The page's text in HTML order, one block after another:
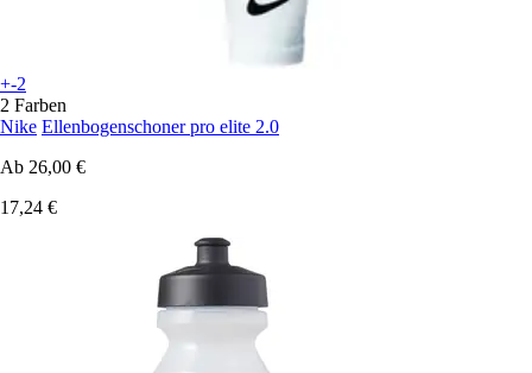
+-2
2 Farben
Nike Ellenbogenschoner pro elite 2.0
Ab 26,00 €
17,24 €